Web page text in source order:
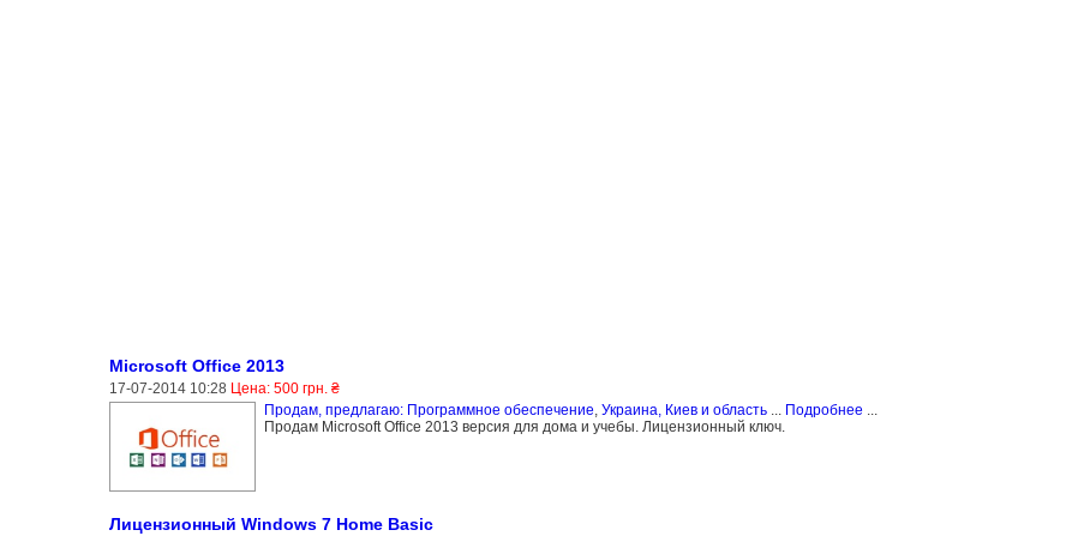
Microsoft Office 2013
17-07-2014 10:28 Цена: 500 грн. ₴
Продам, предлагаю: Программное обеспечение, Украина, Киев и область... Подробнее ...
Продам Microsoft Office 2013 версия для дома и учебы. Лицензионный ключ.
Лицензионный Windows 7 Home Basic